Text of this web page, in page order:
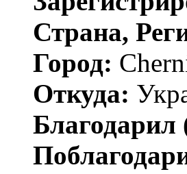
Страна,
Город:
Откуда:
Благодарил